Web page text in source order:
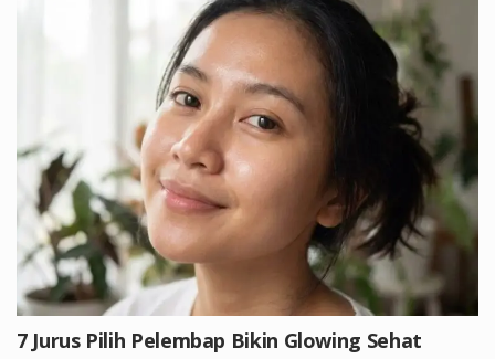
7 Jurus Pilih Pelembap Bikin Glowing Sehat